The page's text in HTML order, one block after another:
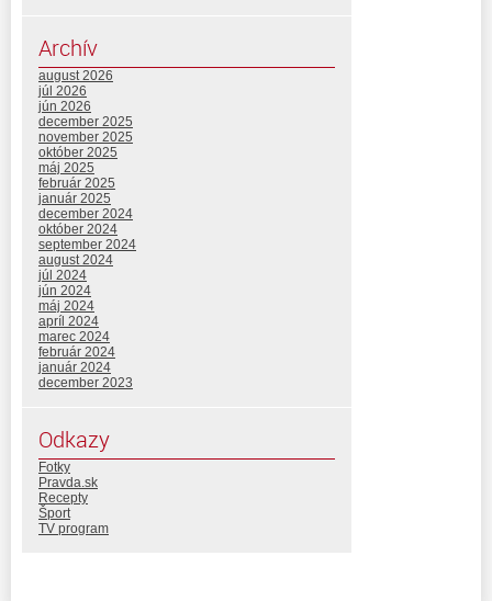
Archív
august 2026
júl 2026
jún 2026
december 2025
november 2025
október 2025
máj 2025
február 2025
január 2025
december 2024
október 2024
september 2024
august 2024
júl 2024
jún 2024
máj 2024
apríl 2024
marec 2024
február 2024
január 2024
december 2023
Odkazy
Fotky
Pravda.sk
Recepty
Šport
TV program